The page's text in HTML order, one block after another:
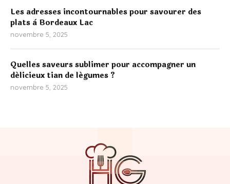
Les adresses incontournables pour savourer des
plats à Bordeaux Lac
novembre 5, 2025
Quelles saveurs sublimer pour accompagner un
délicieux tian de légumes ?
novembre 5, 2025